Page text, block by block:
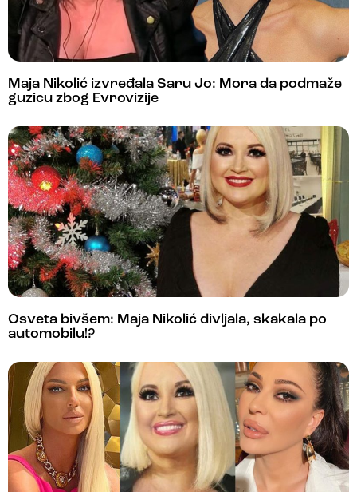
Maja Nikolić izvređala Saru Jo: Mora da podmaže
guzicu zbog Evrovizije
Osveta bivšem: Maja Nikolić divljala, skakala po
automobilu!?